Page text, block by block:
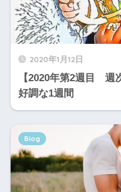
2020年1月12日
【2020年第2週目 週
好調な1週間
Blog